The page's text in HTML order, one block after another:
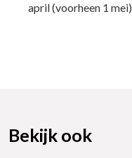
april (voorheen 1 mei)
Bekijk ook